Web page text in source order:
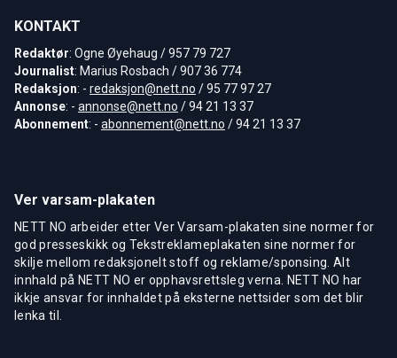
KONTAKT
Redaktør: Ogne Øyehaug / 957 79 727
Journalist: Marius Rosbach / 907 36 774
Redaksjon: - redaksjon@nett.no / 95 77 97 27
Annonse: - annonse@nett.no / 94 21 13 37
Abonnement: - abonnement@nett.no / 94 21 13 37
Ver varsam-plakaten
NETT NO arbeider etter Ver Varsam-plakaten sine normer for
god presseskikk og Tekstreklameplakaten sine normer for
skilje mellom redaksjonelt stoff og reklame/sponsing. Alt
innhald på NETT NO er opphavsrettsleg verna. NETT NO har
ikkje ansvar for innhaldet på eksterne nettsider som det blir
lenka til.